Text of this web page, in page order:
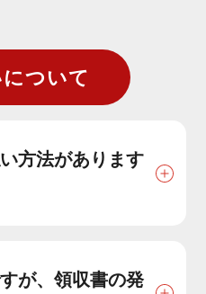
ついて
方法があります
が、領収書の発